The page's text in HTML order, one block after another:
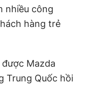
nhiều công
hàng trẻ
Mazda
Trung Quốc hồi